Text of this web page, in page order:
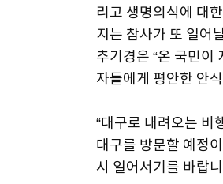
리고 생명의식에 대
지는 참사가 또 일어
추기경은 “온 국민이
자들에게 평안한 안
“대구로 내려오는 비
대구를 방문할 예정
시 일어서기를 바랍